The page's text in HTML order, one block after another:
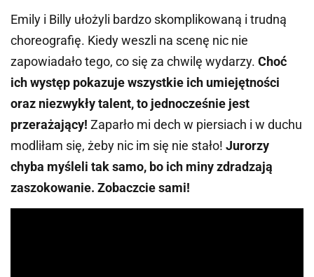
Emily i Billy ułożyli bardzo skomplikowaną i trudną
choreografię. Kiedy weszli na scenę nic nie
zapowiadało tego, co się za chwilę wydarzy. Choć
ich występ pokazuje wszystkie ich umiejętności
oraz niezwykły talent, to jednocześnie jest
przerażający! Zaparło mi dech w piersiach i w duchu
modliłam się, żeby nic im się nie stało! Jurorzy
chyba myśleli tak samo, bo ich miny zdradzają
zaszokowanie. Zobaczcie sami!